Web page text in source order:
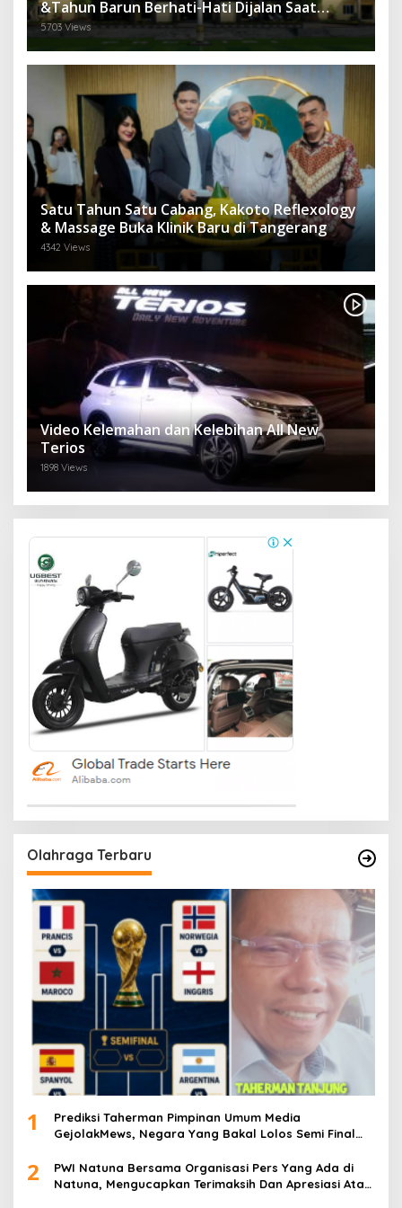
&Tahun Barun Berhati-Hati Dijalan Saat
Melintas di -Titik Rawan Kecelakaan
5703 Views
Satu Tahun Satu Cabang, Kakoto Reflexology
& Massage Buka Klinik Baru di Tangerang
4342 Views
Video Kelemahan dan Kelebihan All New
Terios
1898 Views
Olahraga Terbaru
1
Prediksi Taherman Pimpinan Umum Media
GejolakMews, Negara Yang Bakal Lolos Semi Final
2
PWI Natuna Bersama Organisasi Pers Yang Ada di
Natuna, Mengucapkan Terimaksih Dan Apresiasi Atas